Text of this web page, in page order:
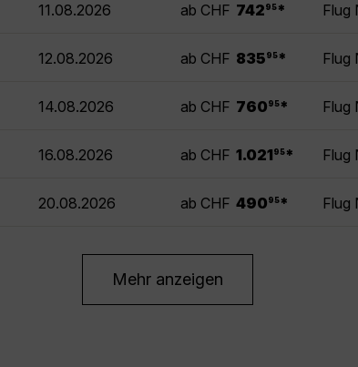
11.08.2026 ab CHF 742 95 * Flug
12.08.2026 ab CHF 835 95 * Flug
14.08.2026 ab CHF 760 95 * Flug
16.08.2026 ab CHF 1.021 95 * Flug
20.08.2026 ab CHF 490 95 * Flug
Mehr anzeigen